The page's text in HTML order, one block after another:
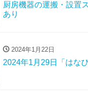
厨房機器の運搬・設置
あり
2024年1月22日
2024年1月29日「はな